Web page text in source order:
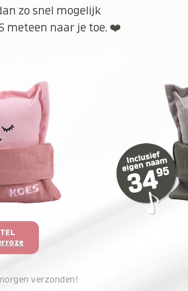
zo snel mogelijk
meteen naar je toe. ❤️
verzonden!